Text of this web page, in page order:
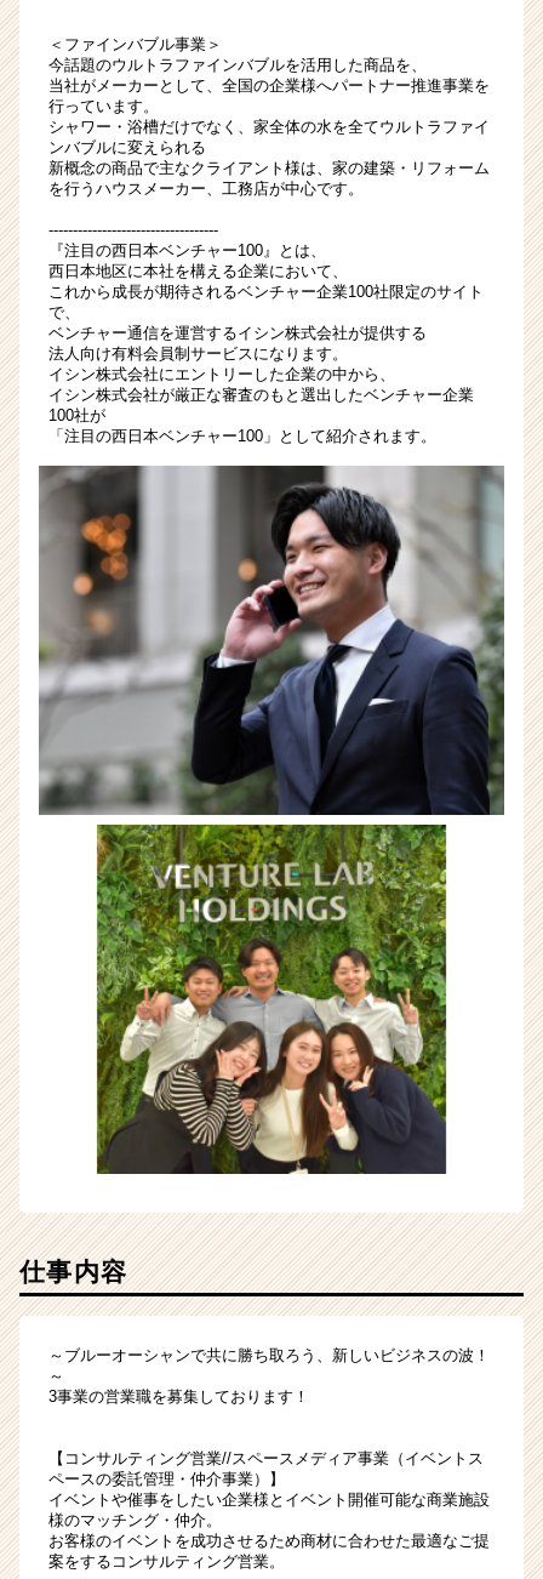
成
長
企
業
か
ら
ス
ウ
ト
が
く
就
活
イ
（CheerCareer）
＜ファインバブル事業＞
今話題のウルトラファインバブルを活用した商品を、
当社がメーカーとして、全国の企業様へパートナー推進事業を
行っています。
シャワー・浴槽だけでなく、家全体の水を全てウルトラファイ
ンバブルに変えられる
新概念の商品で主なクライアント様は、家の建築・リフォーム
を行うハウスメーカー、工務店が中心です。
-----------------------------------
『注目の西日本ベンチャー100』とは、
西日本地区に本社を構える企業において、
これから成長が期待されるベンチャー企業100社限定のサイト
で、
ベンチャー通信を運営するイシン株式会社が提供する
法人向け有料会員制サービスになります。
イシン株式会社にエントリーした企業の中から、
イシン株式会社が厳正な審査のもと選出したベンチャー企業
100社が
「注目の西日本ベンチャー100」として紹介されます。
仕事内容
～ブルーオーシャンで共に勝ち取ろう、新しいビジネスの波！
～
3事業の営業職を募集しております！
【コンサルティング営業//スペースメディア事業（イベントス
ペースの委託管理・仲介事業）】
イベントや催事をしたい企業様とイベント開催可能な商業施設
様のマッチング・仲介。
お客様のイベントを成功させるため商材に合わせた最適なご提
案をするコンサルティング営業。